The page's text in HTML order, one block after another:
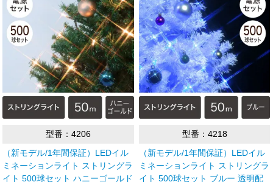
型番：4206
（新モデル/1年間保証）LEDイル
ミネーションライト ストリングラ
イト 500球セット ハニーゴールド
型番：4218
（新モデル/1年間保証）LEDイル
ミネーションライト ストリングラ
イト 500球セット ブルー 透明配